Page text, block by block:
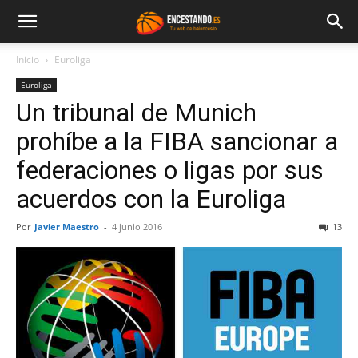
Inicio Euroliga
Euroliga
Un tribunal de Munich
prohíbe a la FIBA sancionar a
federaciones o ligas por sus
acuerdos con la Euroliga
Por Javier Maestro - 4 junio 2016 13